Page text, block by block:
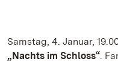
Samstag, 4. Januar,
„Nachts im Schloss“.